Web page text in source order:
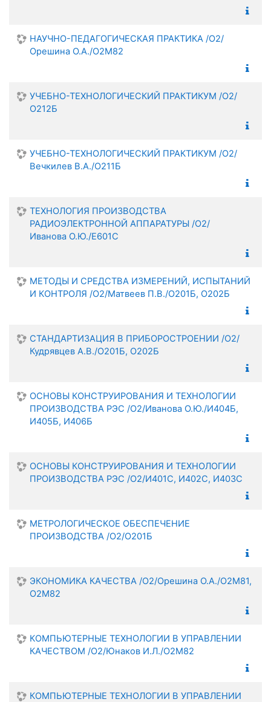
НАУЧНО-ПЕДАГОГИЧЕСКАЯ ПРАКТИКА /О2/
Орешина О.А./О2М82
УЧЕБНО-ТЕХНОЛОГИЧЕСКИЙ ПРАКТИКУМ /О2/
О212Б
УЧЕБНО-ТЕХНОЛОГИЧЕСКИЙ ПРАКТИКУМ /О2/
Вечкилев В.А./О211Б
ТЕХНОЛОГИЯ ПРОИЗВОДСТВА
РАДИОЭЛЕКТРОННОЙ АППАРАТУРЫ /О2/
Иванова О.Ю./Е601С
МЕТОДЫ И СРЕДСТВА ИЗМЕРЕНИЙ, ИСПЫТАНИЙ
И КОНТРОЛЯ /О2/Матвеев П.В./О201Б, О202Б
СТАНДАРТИЗАЦИЯ В ПРИБОРОСТРОЕНИИ /О2/
Кудрявцев А.В./О201Б, О202Б
ОСНОВЫ КОНСТРУИРОВАНИЯ И ТЕХНОЛОГИИ
ПРОИЗВОДСТВА РЭС /О2/Иванова О.Ю./И404Б,
И405Б, И406Б
ОСНОВЫ КОНСТРУИРОВАНИЯ И ТЕХНОЛОГИИ
ПРОИЗВОДСТВА РЭС /О2/И401С, И402С, И403С
МЕТРОЛОГИЧЕСКОЕ ОБЕСПЕЧЕНИЕ
ПРОИЗВОДСТВА /О2/О201Б
ЭКОНОМИКА КАЧЕСТВА /О2/Орешина О.А./О2М81,
О2М82
КОМПЬЮТЕРНЫЕ ТЕХНОЛОГИИ В УПРАВЛЕНИИ
КАЧЕСТВОМ /О2/Юнаков И.Л./О2М82
КОМПЬЮТЕРНЫЕ ТЕХНОЛОГИИ В УПРАВЛЕНИИ